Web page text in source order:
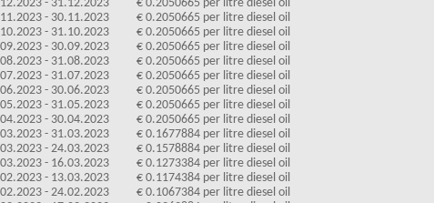
- 31.12.2023
€ 0.2050665 per litre diesel oil
- 30.11.2023
€ 0.2050665 per litre diesel oil
- 31.10.2023
€ 0.2050665 per litre diesel oil
- 30.09.2023
€ 0.2050665 per litre diesel oil
- 31.08.2023
€ 0.2050665 per litre diesel oil
- 31.07.2023
€ 0.2050665 per litre diesel oil
- 30.06.2023
€ 0.2050665 per litre diesel oil
- 31.05.2023
€ 0.2050665 per litre diesel oil
- 30.04.2023
€ 0.2050665 per litre diesel oil
- 31.03.2023
€ 0.1677884 per litre diesel oil
- 24.03.2023
€ 0.1578884 per litre diesel oil
- 16.03.2023
€ 0.1273384 per litre diesel oil
- 13.03.2023
€ 0.1174384 per litre diesel oil
- 24.02.2023
€ 0.1067384 per litre diesel oil